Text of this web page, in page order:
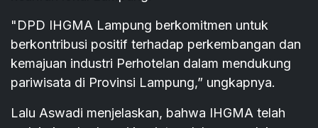
"DPD IHGMA Lampung berkomitmen untuk
berkontribusi positif terhadap perkembangan dan
kemajuan industri Perhotelan dalam mendukung
pariwisata di Provinsi Lampung,” ungkapnya.
Lalu Aswadi menjelaskan, bahwa IHGMA telah